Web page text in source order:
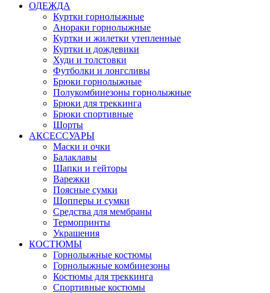
ОДЕЖДА
Куртки горнолыжные
Анораки горнолыжные
Куртки и жилетки утепленные
Куртки и дождевики
Худи и толстовки
Футболки и лонгсливы
Брюки горнолыжные
Полукомбинезоны горнолыжные
Брюки для треккинга
Брюки спортивные
Шорты
АКСЕССУАРЫ
Маски и очки
Балаклавы
Шапки и гейторы
Варежки
Поясные сумки
Шопперы и сумки
Средства для мембраны
Термопринты
Украшения
КОСТЮМЫ
Горнолыжные костюмы
Горнолыжные комбинезоны
Костюмы для треккинга
Спортивные костюмы